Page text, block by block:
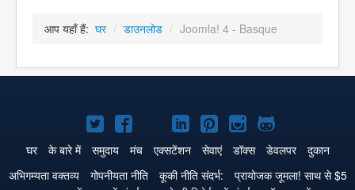
आप यहाँ हैं: घर / डाउनलोड / Joomla! 4 - Basque
Joomla!
Twitter
पे
Joomla!
Facebook
पे
Joomla!
GitHub
Joomla!
LinkedIn
पे
Joomla!
Pinterest
पे
Joomla!
Instagram
पे
Joomla!
GitHub
पे
घर के बारे में समुदाय मंच एक्सटेंशन सेवाएं डॉक्स डेवलपर
दुकान
अभिगम्यता वक्तव्य
गोपनीयता नीति कूकी नीति संदर्भ:
प्रायोजक जूमला! साथ से $5